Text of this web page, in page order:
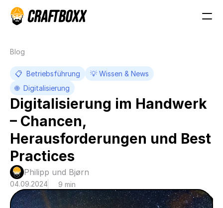
Blog
📋  Betriebsführung
💡 Wissen & News
🌐  Digitalisierung
Digitalisierung im Handwerk
– Chancen,
Herausforderungen und Best
Practices
Philipp und Bjørn
04.09.2024 9 min